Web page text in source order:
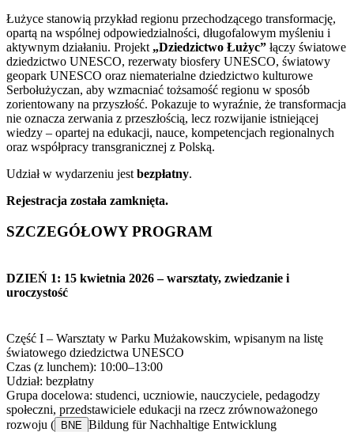
Łużyce stanowią przykład regionu przechodzącego transformację,
opartą na wspólnej odpowiedzialności, długofalowym myśleniu i
aktywnym działaniu. Projekt „Dziedzictwo Łużyc” łączy światowe
dziedzictwo UNESCO, rezerwaty biosfery UNESCO, światowy
geopark UNESCO oraz niematerialne dziedzictwo kulturowe
Serbołużyczan, aby wzmacniać tożsamość regionu w sposób
zorientowany na przyszłość. Pokazuje to wyraźnie, że transformacja
nie oznacza zerwania z przeszłością, lecz rozwijanie istniejącej
wiedzy – opartej na edukacji, nauce, kompetencjach regionalnych
oraz współpracy transgranicznej z Polską.
Udział w wydarzeniu jest bezpłatny.
Rejestracja została zamknięta.
SZCZEGÓŁOWY PROGRAM
DZIEŃ 1: 15 kwietnia 2026 – warsztaty, zwiedzanie i
uroczystość
Część I – Warsztaty w Parku Mużakowskim, wpisanym na listę
światowego dziedzictwa UNESCO
Czas (z lunchem): 10:00–13:00
Udział: bezpłatny
Grupa docelowa: studenci, uczniowie, nauczyciele, pedagodzy
społeczni, przedstawiciele edukacji na rzecz zrównoważonego
rozwoju ( BNE Bildung für Nachhaltige Entwicklung